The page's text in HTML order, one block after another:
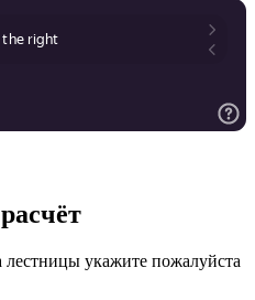
лестницы укажите пожалуйста